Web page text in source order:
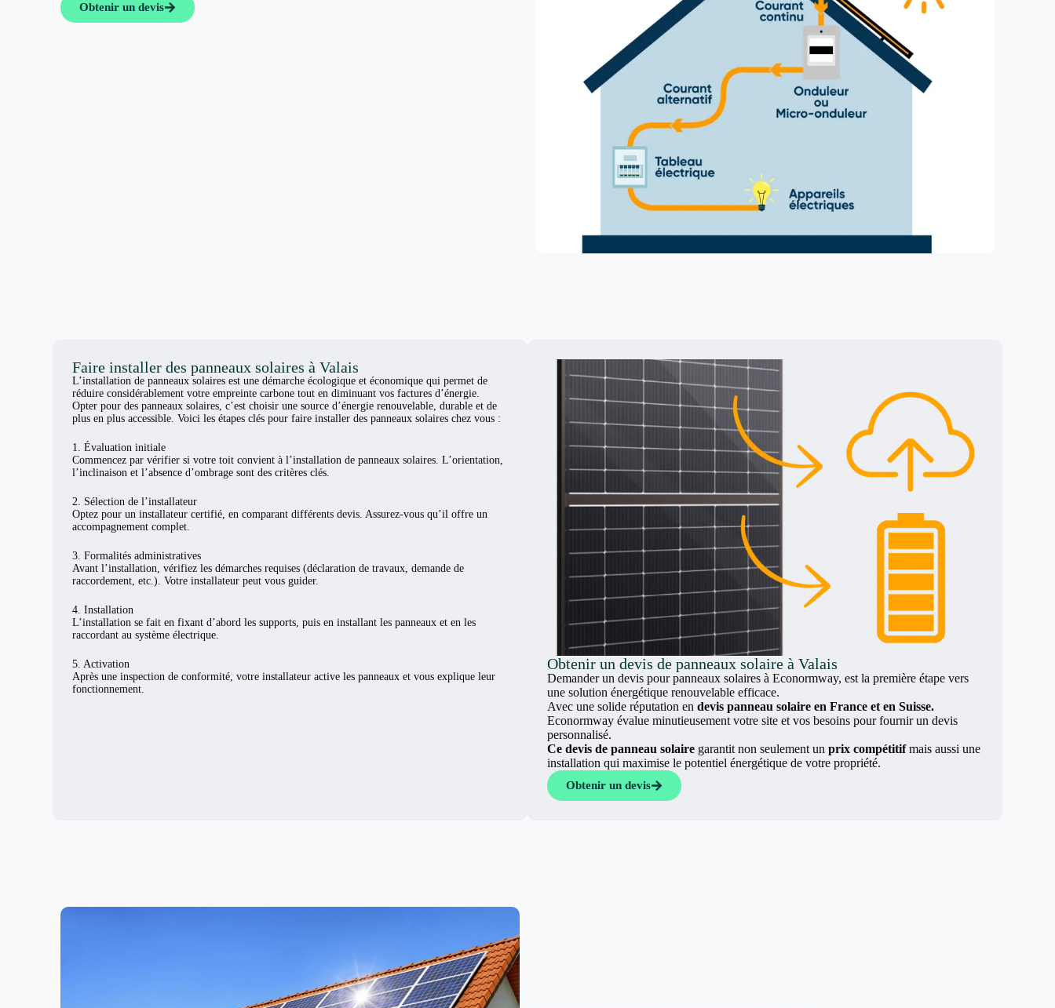
Obtenir un devis
Faire installer des panneaux solaires à Valais
L’installation de panneaux solaires est une démarche écologique et économique qui permet de
réduire considérablement votre empreinte carbone tout en diminuant vos factures d’énergie.
Opter pour des panneaux solaires, c’est choisir une source d’énergie renouvelable, durable et de
plus en plus accessible. Voici les étapes clés pour faire installer des panneaux solaires chez vous :
1. Évaluation initiale
Commencez par vérifier si votre toit convient à l’installation de panneaux solaires. L’orientation,
l’inclinaison et l’absence d’ombrage sont des critères clés.
2. Sélection de l’installateur
Optez pour un installateur certifié, en comparant différents devis. Assurez-vous qu’il offre un
accompagnement complet.
3. Formalités administratives
Avant l’installation, vérifiez les démarches requises (déclaration de travaux, demande de
raccordement, etc.). Votre installateur peut vous guider.
4. Installation
L’installation se fait en fixant d’abord les supports, puis en installant les panneaux et en les
raccordant au système électrique.
5. Activation
Après une inspection de conformité, votre installateur active les panneaux et vous explique leur
fonctionnement.
Obtenir un devis de panneaux solaire à Valais
Demander un devis pour panneaux solaires à Econormway, est la première étape vers
une solution énergétique renouvelable efficace.
Avec une solide réputation en devis panneau solaire en France et en Suisse.
Econormway évalue minutieusement votre site et vos besoins pour fournir un devis
personnalisé.
Ce devis de panneau solaire garantit non seulement un prix compétitifmais aussi une
installation qui maximise le potentiel énergétique de votre propriété.
Obtenir un devis